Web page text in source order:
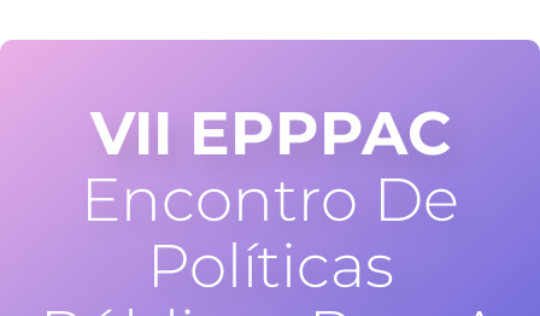
VII EPPPAC
Encontro De
Políticas